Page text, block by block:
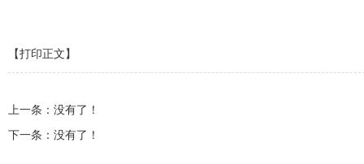
【打印正文】
上一条：没有了！
下一条：没有了！